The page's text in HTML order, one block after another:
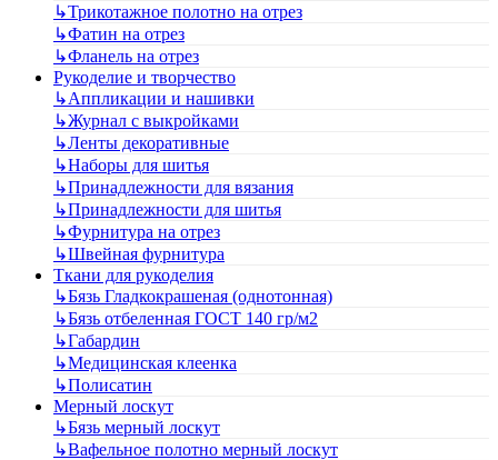
↳Трикотажное полотно на отрез
↳Фатин на отрез
↳Фланель на отрез
Рукоделие и творчество
↳Аппликации и нашивки
↳Журнал с выкройками
↳Ленты декоративные
↳Наборы для шитья
↳Принадлежности для вязания
↳Принадлежности для шитья
↳Фурнитура на отрез
↳Швейная фурнитура
Ткани для рукоделия
↳Бязь Гладкокрашеная (однотонная)
↳Бязь отбеленная ГОСТ 140 гр/м2
↳Габардин
↳Медицинская клеенка
↳Полисатин
Мерный лоскут
↳Бязь мерный лоскут
↳Вафельное полотно мерный лоскут